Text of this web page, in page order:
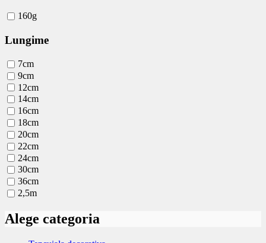
160g
Lungime
7cm
9cm
12cm
14cm
16cm
18cm
20cm
22cm
24cm
30cm
36cm
2,5m
Alege categoria